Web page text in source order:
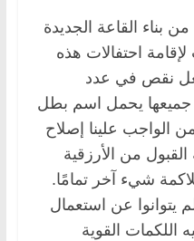
بناء القاعة الجديدة
احتفالات هذه
نقص في عدد
جميعها يحمل اسم بطل
الواجب علينا إصلاح
من الأرزقية
شيء آخر تمامًا.
يتوانوا عن استعمال
اللكمات القوية